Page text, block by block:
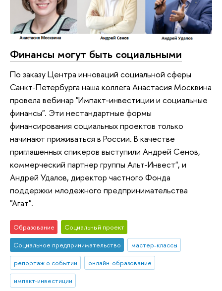
Финансы могут быть социальными
По заказу Центра инноваций социальной сферы
Санкт-Петербурга наша коллега Анастасия Москвина
провела вебинар "Импакт-инвестиции и социальные
финансы". Эти нестандартные формы
финансирования социальных проектов только
начинают приживаться в России. В качестве
приглашенных спикеров выступили Андрей Сенов,
коммерческий партнер группы Альт-Инвест", и
Андрей Удалов, директор частного Фонда
поддержки млодежного предпринимательства
"Агат".
Образование
Социальный проект
Социальное предпринимательство
мастер-классы
репортаж о событии
онлайн-образование
импакт-инвестиции